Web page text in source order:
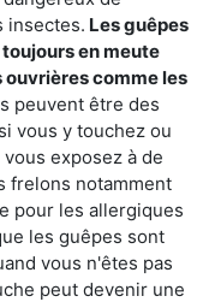
insectes. Les guêpes
en meute
ouvrières comme les
peuvent être des
vous y touchez ou
exposez à de
frelons notamment
pour les allergiques
les guêpes sont
vous n'êtes pas
peut devenir une